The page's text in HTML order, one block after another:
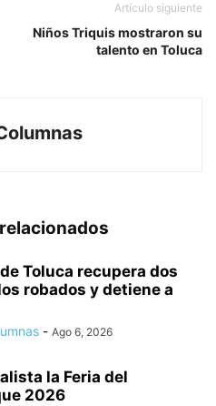
Artículo siguiente
Niños Triquis mostraron su
talento en Toluca
Toluca recupera dos
robados y detiene a
- Ago 6, 2026
la Feria del
2026